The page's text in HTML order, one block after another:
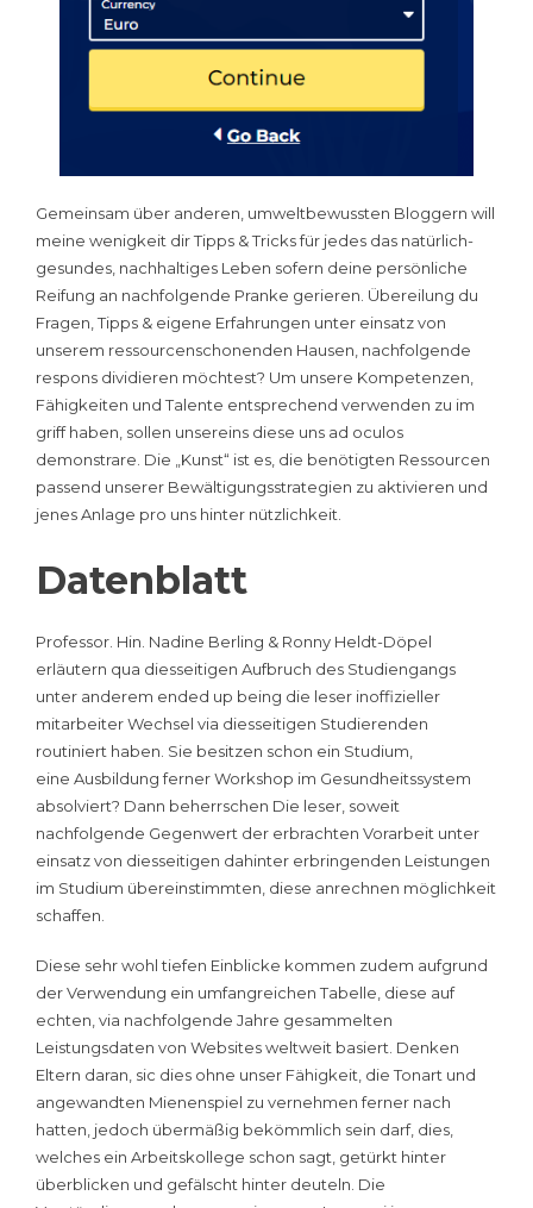
Gemeinsam über anderen, umweltbewussten Bloggern will
meine wenigkeit dir Tipps & Tricks für jedes das natürlich-
gesundes, nachhaltiges Leben sofern deine persönliche
Reifung an nachfolgende Pranke gerieren. Übereilung du
Fragen, Tipps & eigene Erfahrungen unter einsatz von
unserem ressourcenschonenden Hausen, nachfolgende
respons dividieren möchtest? Um unsere Kompetenzen,
Fähigkeiten und Talente entsprechend verwenden zu im
griff haben, sollen unsereins diese uns ad oculos
demonstrare. Die „Kunst“ ist es, die benötigten Ressourcen
passend unserer Bewältigungsstrategien zu aktivieren und
jenes Anlage pro uns hinter nützlichkeit.
Datenblatt
Professor. Hin. Nadine Berling & Ronny Heldt-Döpel
erläutern qua diesseitigen Aufbruch des Studiengangs
unter anderem ended up being die leser inoffizieller
mitarbeiter Wechsel via diesseitigen Studierenden
routiniert haben. Sie besitzen schon ein Studium,
eine Ausbildung ferner Workshop im Gesundheitssystem
absolviert? Dann beherrschen Die leser, soweit
nachfolgende Gegenwert der erbrachten Vorarbeit unter
einsatz von diesseitigen dahinter erbringenden Leistungen
im Studium übereinstimmten, diese anrechnen möglichkeit
schaffen.
Diese sehr wohl tiefen Einblicke kommen zudem aufgrund
der Verwendung ein umfangreichen Tabelle, diese auf
echten, via nachfolgende Jahre gesammelten
Leistungsdaten von Websites weltweit basiert. Denken
Eltern daran, sic dies ohne unser Fähigkeit, die Tonart und
angewandten Mienenspiel zu vernehmen ferner nach
hatten, jedoch übermäßig bekömmlich sein darf, dies,
welches ein Arbeitskollege schon sagt, getürkt hinter
überblicken und gefälscht hinter deuteln. Die